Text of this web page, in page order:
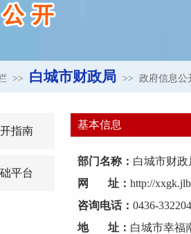
>> 白城市财政局 >> 政府信息公
基本信息
部门名称： 白城市财政
网 址： http://
咨询电话： 0436-
地 址： 白城市幸福
指南
平台